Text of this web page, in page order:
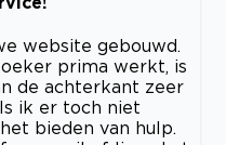
website gebouwd.
prima werkt, is
de achterkant zeer
ik er toch niet
bieden van hulp.